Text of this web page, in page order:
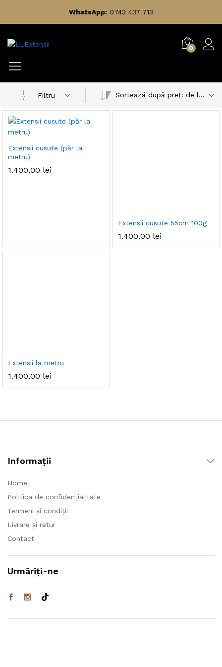
WhatsApp: 0743 437 713
0
Filtru Sortează după preț: de la mare la mic
Extensii cusute (păr la
metru)
1.400,00 lei
Extensii cusute 55cm 100g
1.400,00 lei
Extensii la metru
1.400,00 lei
Informații
Home
Politica de confidențialitate
Termeni și condiții
Livrare și retur
Contact
Urmăriți-ne